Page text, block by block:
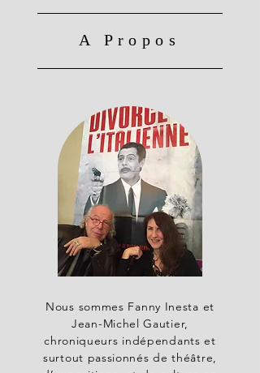
A Propos
Nous sommes Fanny Inesta et
Jean-Michel Gautier,
chroniqueurs indépendants et
surtout passionnés de théâtre,